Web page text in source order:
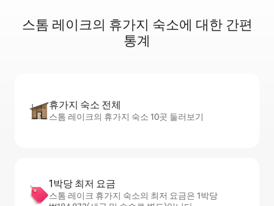
스톰 레이크의 휴가지 숙소에 대한 간편
통계
휴가지 숙소 전체
스톰 레이크의 휴가지 숙소 10곳 둘러보기
1박당 최저 요금
스톰 레이크 휴가지 숙소의 최저 요금은 1박당